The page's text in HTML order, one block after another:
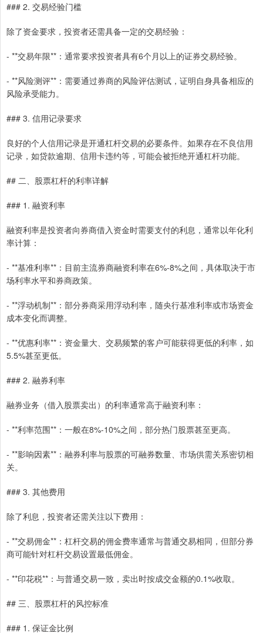
### 2. 交易经验门槛
除了资金要求，投资者还需具备一定的交易经验：
- **交易年限**：通常要求投资者具有6个月以上的证券交易经验。
- **风险测评**：需要通过券商的风险评估测试，证明自身具备相应的
风险承受能力。
### 3. 信用记录要求
良好的个人信用记录是开通杠杆交易的必要条件。如果存在不良信用
记录，如贷款逾期、信用卡违约等，可能会被拒绝开通杠杆功能。
## 二、股票杠杆的利率详解
### 1. 融资利率
融资利率是投资者向券商借入资金时需要支付的利息，通常以年化利
率计算：
- **基准利率**：目前主流券商融资利率在6%-8%之间，具体取决于市
场利率水平和券商政策。
- **浮动机制**：部分券商采用浮动利率，随央行基准利率或市场资金
成本变化而调整。
- **优惠利率**：资金量大、交易频繁的客户可能获得更低的利率，如
5.5%甚至更低。
### 2. 融券利率
融券业务（借入股票卖出）的利率通常高于融资利率：
- **利率范围**：一般在8%-10%之间，部分热门股票甚至更高。
- **影响因素**：融券利率与股票的可融券数量、市场供需关系密切相
关。
### 3. 其他费用
除了利息，投资者还需关注以下费用：
- **交易佣金**：杠杆交易的佣金费率通常与普通交易相同，但部分券
商可能针对杠杆交易设置最低佣金。
- **印花税**：与普通交易一致，卖出时按成交金额的0.1%收取。
## 三、股票杠杆的风控标准
### 1. 保证金比例